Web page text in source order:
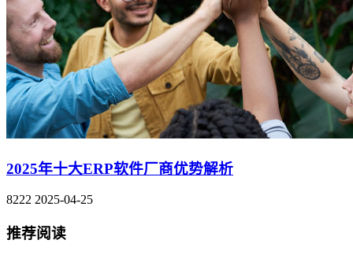
2025年十大ERP软件厂商优势解析
8222 2025-04-25
推荐阅读